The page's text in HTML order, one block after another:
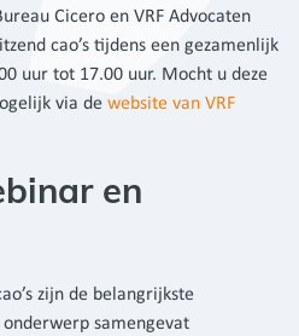
Cicero en VRF Advocaten
cao’s tijdens een gezamenlijk
uur tot 17.00 uur. Mocht u deze
via de website van VRF
en
zijn de belangrijkste
samengevat